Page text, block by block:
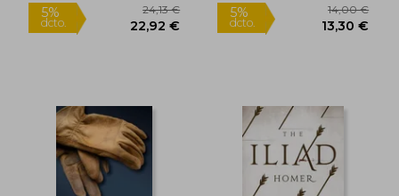
Rápido